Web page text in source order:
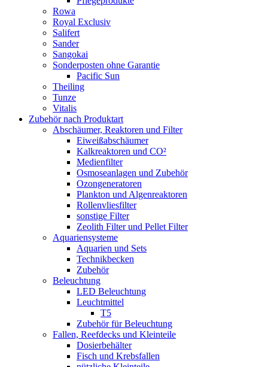
Rowa
Royal Exclusiv
Salifert
Sander
Sangokai
Sonderposten ohne Garantie
Pacific Sun
Theiling
Tunze
Vitalis
Zubehör nach Produktart
Abschäumer, Reaktoren und Filter
Eiweißabschäumer
Kalkreaktoren und CO²
Medienfilter
Osmoseanlagen und Zubehör
Ozongeneratoren
Plankton und Algenreaktoren
Rollenvliesfilter
sonstige Filter
Zeolith Filter und Pellet Filter
Aquariensysteme
Aquarien und Sets
Technikbecken
Zubehör
Beleuchtung
LED Beleuchtung
Leuchtmittel
T5
Zubehör für Beleuchtung
Fallen, Reefdecks und Kleinteile
Dosierbehälter
Fisch und Krebsfallen